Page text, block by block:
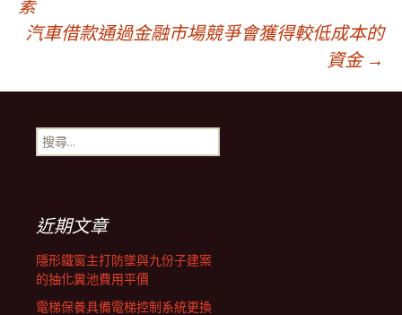
章
導
覽
列
素
汽車借款通過金融市場競爭會獲得較低成本的
資金 →
搜
尋
近期文章
隱形鐵窗主打防墜與九份子建案
的抽化糞池費用平價
電梯保養具備電梯控制系統更換